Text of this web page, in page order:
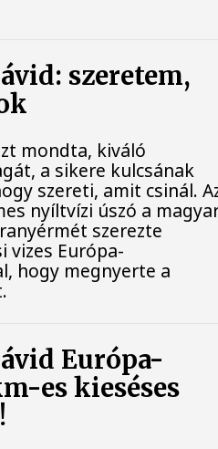
szeretem,
mondta, kiváló
a sikere kulcsának
szereti, amit csinál.
nyíltvízi úszó a
szerezte
vizes Európa-
hogy megnyerte a
Európa-
es kieséses